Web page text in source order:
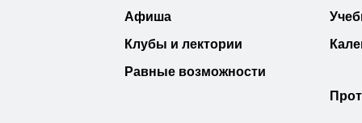
Афиша
Клубы и лектории
Равные возможности